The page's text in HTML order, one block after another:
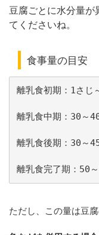
豆腐ごとに水分量が
てくださいね。
食事量の目安
離乳食初期：1さじ
離乳食中期：30～
離乳食後期：30～
離乳食完了期：50
ただし、この量は豆